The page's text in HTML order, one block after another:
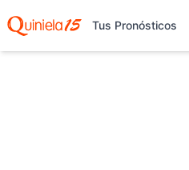
Tus Pronósticos